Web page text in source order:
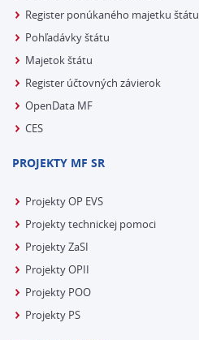
Register ponúkaného majetku štátu
Pohľadávky štátu
Majetok štátu
Register účtovných závierok
OpenData MF
CES
PROJEKTY MF SR
Projekty OP EVS
Projekty technickej pomoci
Projekty ZaSI
Projekty OPII
Projekty POO
Projekty PS